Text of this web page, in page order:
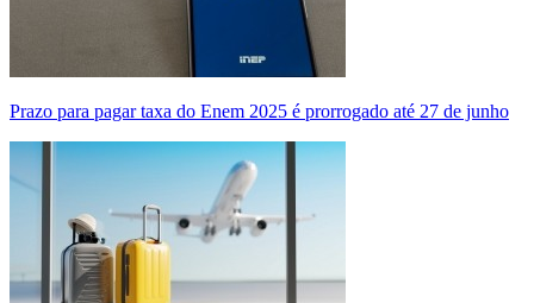
Prazo para pagar taxa do Enem 2025 é prorrogado até 27 de junho